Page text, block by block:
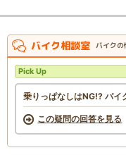
バイク相談室 バイク
Pick Up
乗りっぱなしはNG!? バイ
この疑問の回答を見る